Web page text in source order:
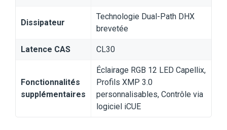
Dissipateur
Technologie Dual-Path DHX
brevetée
Latence CAS CL30
Fonctionnalités
supplémentaires
Éclairage RGB 12 LED Capellix,
Profils XMP 3.0
personnalisables, Contrôle via
logiciel iCUE